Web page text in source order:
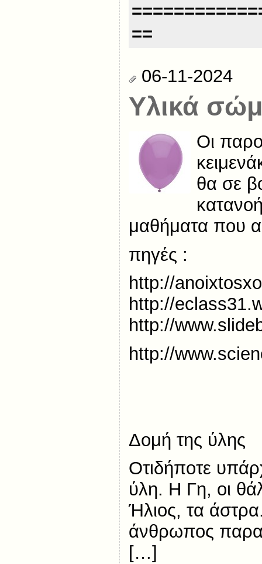
==
06-11-2024
Υλικά
Οι
θα σε
μαθήματα που
πηγές :
http://
http://
http://
http://
Δομή της ύλης
Οτιδήποτε
ύλη. Η Γη, οι
Ήλιος, τα
άνθρωπος
[…]